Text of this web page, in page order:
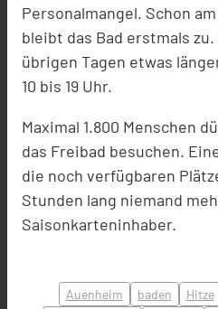
Personalmangel. Schon
bleibt das Bad erstmals
übrigen Tagen etwas
10 bis 19 Uhr.
Maximal 1.800 Menschen
das Freibad besuchen.
die noch verfügbaren
Stunden lang niemand
Saisonkarteninhaber.
Auenheim baden Hitze